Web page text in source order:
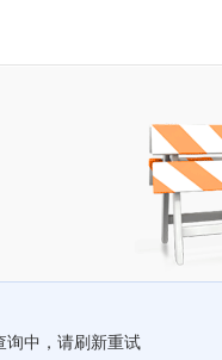
询中，请刷新重试